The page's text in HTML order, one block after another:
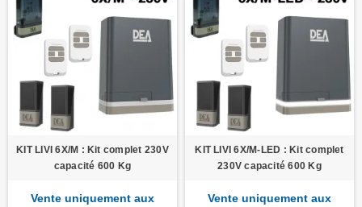
KIT LIVI 6X/M : Kit complet 230V
capacité 600 Kg
Vente uniquement aux
KIT LIVI 6X/M-LED : Kit complet
230V capacité 600 Kg
Vente uniquement aux